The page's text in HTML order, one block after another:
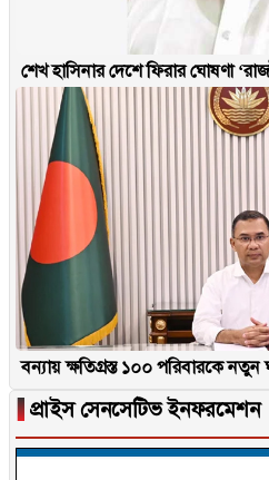
শেখ হাসিনার দেশে ফিরার ঘোষণা
বন্যায় ক্ষতিগ্রস্ত ১০০ পরিবারকে নতুন
▐ প্রাইস সেনসেটিভ ইনফরমেশন